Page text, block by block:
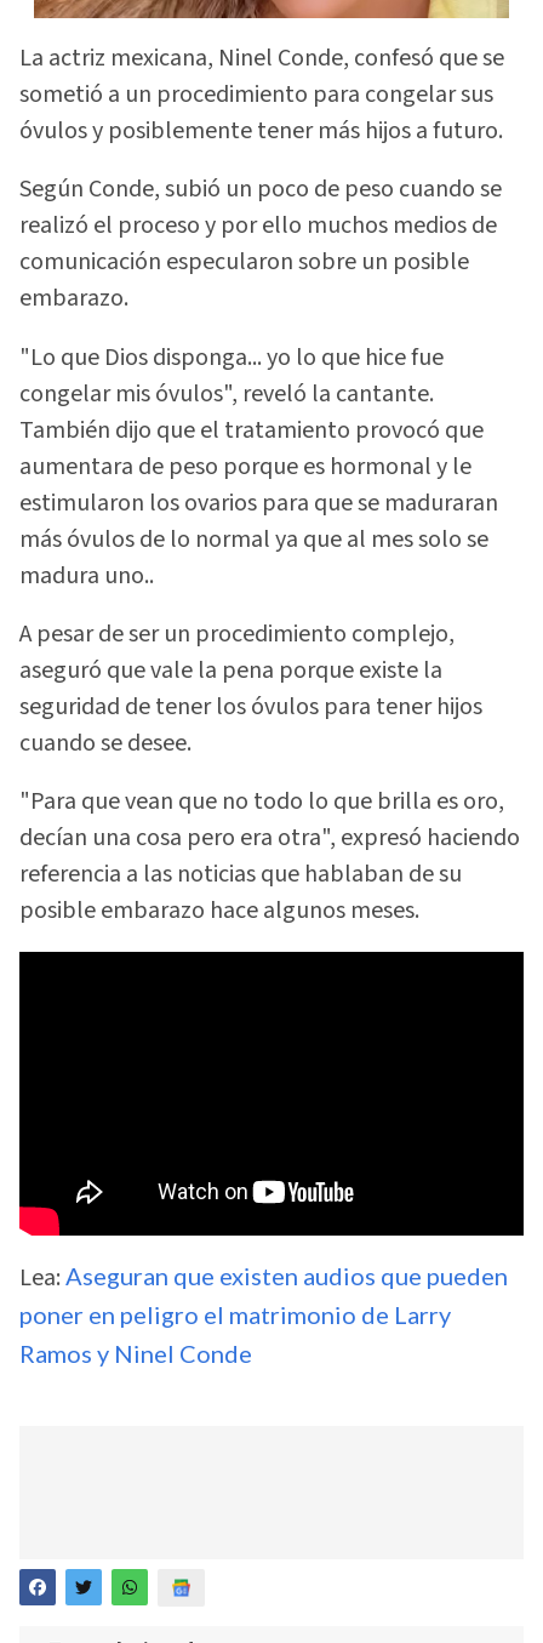
La actriz mexicana, Ninel Conde, confesó que se
sometió a un procedimiento para congelar sus
óvulos y posiblemente tener más hijos a futuro.
Según Conde, subió un poco de peso cuando se
realizó el proceso y por ello muchos medios de
comunicación especularon sobre un posible
embarazo.
"Lo que Dios disponga... yo lo que hice fue
congelar mis óvulos", reveló la cantante.
También dijo que el tratamiento provocó que
aumentara de peso porque es hormonal y le
estimularon los ovarios para que se maduraran
más óvulos de lo normal ya que al mes solo se
madura uno..
A pesar de ser un procedimiento complejo,
aseguró que vale la pena porque existe la
seguridad de tener los óvulos para tener hijos
cuando se desee.
"Para que vean que no todo lo que brilla es oro,
decían una cosa pero era otra", expresó haciendo
referencia a las noticias que hablaban de su
posible embarazo hace algunos meses.
Lea: Aseguran que existen audios que pueden
poner en peligro el matrimonio de Larry
Ramos y Ninel Conde